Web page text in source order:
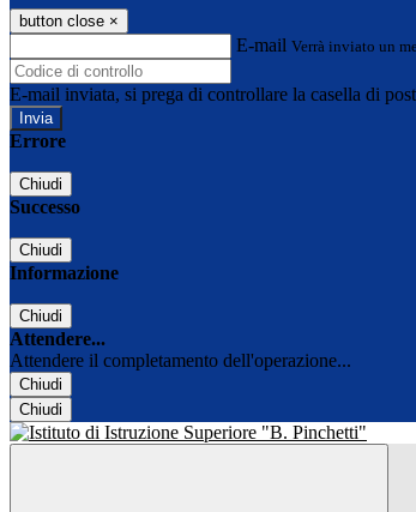
button close ×
E-mail Verrà inviato un
E-mail inviata, si prega di controllare la casella di
Errore
Chiudi
Successo
Chiudi
Informazione
Chiudi
Attendere...
Attendere il completamento dell'operazione...
Chiudi
Chiudi